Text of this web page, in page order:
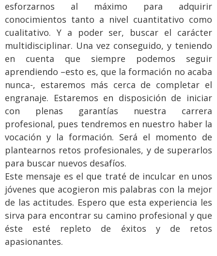
esforzarnos al máximo para adquirir
conocimientos tanto a nivel cuantitativo como
cualitativo. Y a poder ser, buscar el carácter
multidisciplinar. Una vez conseguido, y teniendo
en cuenta que siempre podemos seguir
aprendiendo –esto es, que la formación no acaba
nunca-, estaremos más cerca de completar el
engranaje. Estaremos en disposición de iniciar
con plenas garantías nuestra carrera
profesional, pues tendremos en nuestro haber la
vocación y la formación. Será el momento de
plantearnos retos profesionales, y de superarlos
para buscar nuevos desafíos.
Este mensaje es el que traté de inculcar en unos
jóvenes que acogieron mis palabras con la mejor
de las actitudes. Espero que esta experiencia les
sirva para encontrar su camino profesional y que
éste esté repleto de éxitos y de retos
apasionantes.